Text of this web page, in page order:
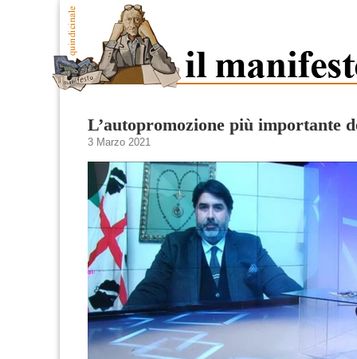
L’autopromozione più importante
3 Marzo 2021